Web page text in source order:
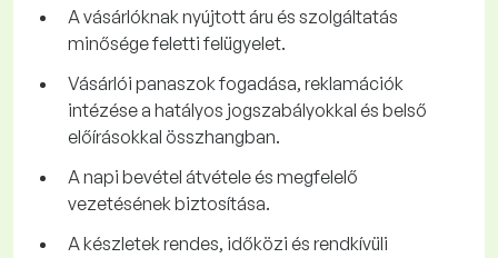
A vásárlóknak nyújtott áru és szolgáltatás
minősége feletti felügyelet.
Vásárlói panaszok fogadása, reklamációk
intézése a hatályos jogszabályokkal és belső
előírásokkal összhangban.
A napi bevétel átvétele és megfelelő
vezetésének biztosítása.
A készletek rendes, időközi és rendkívüli